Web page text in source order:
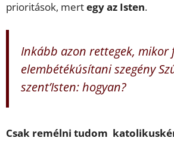
prioritások, mertegy az Isten.
Inkább azon rettegek, mikor
elembétékúsítani szegény
szent’Isten: hogyan?
Csak remélni tudom